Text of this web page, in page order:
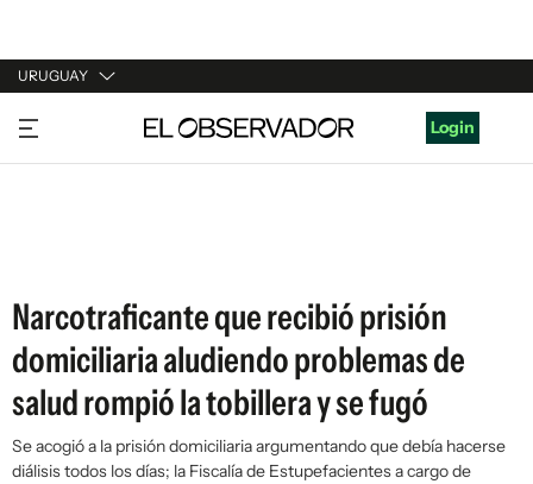
URUGUAY
URUGUAY
ARGENTINA
Login
Narcotraficante que recibió prisión
domiciliaria aludiendo problemas de
salud rompió la tobillera y se fugó
Se acogió a la prisión domiciliaria argumentando que debía hacerse
diálisis todos los días; la Fiscalía de Estupefacientes a cargo de